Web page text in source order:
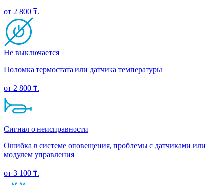
от 2 800 ₸.
Не выключается
Поломка термостата или датчика температуры
от 2 800 ₸.
Сигнал о неисправности
Ошибка в системе оповещения, проблемы с датчиками или
модулем управления
от 3 100 ₸.